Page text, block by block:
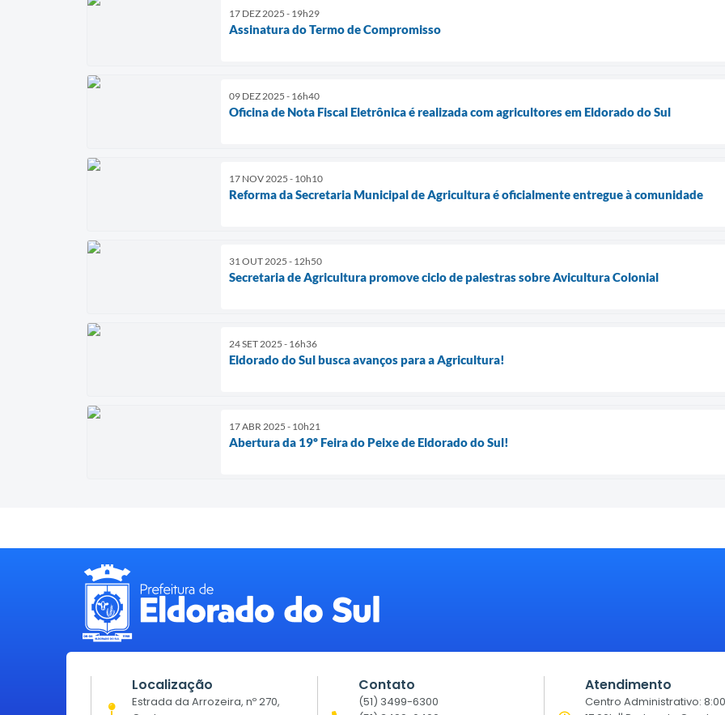
17 DEZ 2025 - 19h29
Assinatura do Termo de Compromisso
09 DEZ 2025 - 16h40
Oficina de Nota Fiscal Eletrônica é realizada com agricultores em Eldorado do Sul
17 NOV 2025 - 10h10
Reforma da Secretaria Municipal de Agricultura é oficialmente entregue à comunidade
31 OUT 2025 - 12h50
Secretaria de Agricultura promove ciclo de palestras sobre Avicultura Colonial
24 SET 2025 - 16h36
Eldorado do Sul busca avanços para a Agricultura!
17 ABR 2025 - 10h21
Abertura da 19º Feira do Peixe de Eldorado do Sul!
Localização
Estrada da Arrozeira, nº 270,
Contato
(51) 3499-6300
Atendimento
Centro Administrativo: